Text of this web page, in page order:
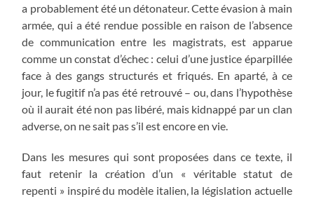
a probablement été un détonateur. Cette évasion à main
armée, qui a été rendue possible en raison de l’absence
de communication entre les magistrats, est apparue
comme un constat d’échec : celui d’une justice éparpillée
face à des gangs structurés et friqués. En aparté, à ce
jour, le fugitif n’a pas été retrouvé – ou, dans l’hypothèse
où il aurait été non pas libéré, mais kidnappé par un clan
adverse, on ne sait pas s’il est encore en vie.
Dans les mesures qui sont proposées dans ce texte, il
faut retenir la création d’un « véritable statut de
repenti » inspiré du modèle italien, la législation actuelle